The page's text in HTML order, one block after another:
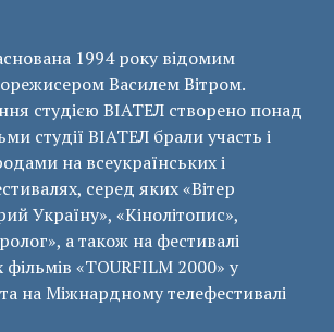
1994 року відомим
Василем Вітром.
студією ВІАТЕЛ створено понад
студії ВІАТЕЛ брали участь і
на всеукраїнських і
серед яких «Вітер
Україну», «Кінолітопис»,
а також на фестивалі
«ТОURFILM 2000» у
на Міжнардному телефестивалі